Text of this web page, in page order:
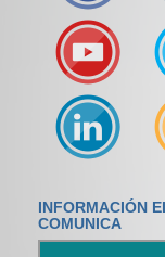
INFORMACIÓN
COMUNICA